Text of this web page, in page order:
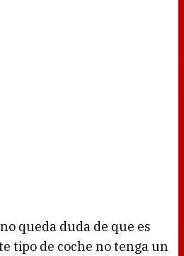
queda duda de que es
tipo de coche no tenga un